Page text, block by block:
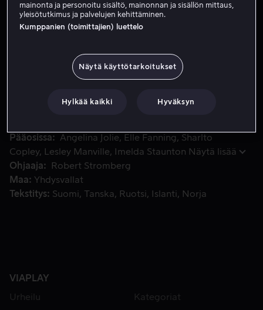
Osta 15,99 €
Ennen kertomaton tarina Disneyn ikonisesta konnasta.
Ennen kertomaton tarina Disneyn ikonisesta konnasta.
Paha haltijatar kiroaa vastasyntyneen prinsessan mutta
kuningaskuntaan rauhan.
Pääosissa Angelina Jolie Elle Fanning
Sharlto
Copley
Lesley Manville Imelda Staunton Näytä lisää
Ohjaaja
Robert Stromberg
Maa
Yhdysvallat
Tekstitys
Suomi Tanska Ruotsi Islanti Norja
VIAPLAY
Urheilu
Kategoriat
mainonta ja personoitu sisältö, mainonnan ja sisällön mittaus,
yleisötutkimus ja palvelujen kehittäminen.
Kumppanien (toimittajien) luettelo
Näytä käyttötarkoitukset
Hylkää kaikki Hyväksyn